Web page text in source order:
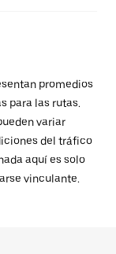
promedios
para las rutas.
variar
del tráfico
aquí es solo
vinculante.